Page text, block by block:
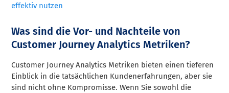
effektiv nutzen
Was sind die Vor- und Nachteile von
Customer Journey Analytics Metriken?
Customer Journey Analytics Metriken bieten einen tieferen
Einblick in die tatsächlichen Kundenerfahrungen, aber sie
sind nicht ohne Kompromisse. Wenn Sie sowohl die